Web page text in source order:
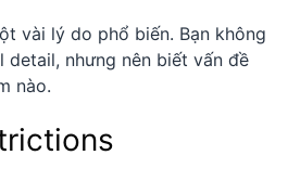
vài lý do phổ biến. Bạn không
detail, nhưng nên biết vấn đề
nào.